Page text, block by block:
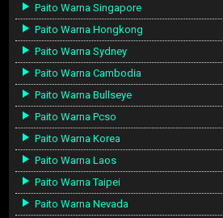
Paito Warna Singapore
Paito Warna Hongkong
Paito Warna Sydney
Paito Warna Cambodia
Paito Warna Bullseye
Paito Warna Pcso
Paito Warna Korea
Paito Warna Laos
Paito Warna Taipei
Paito Warna Nevada